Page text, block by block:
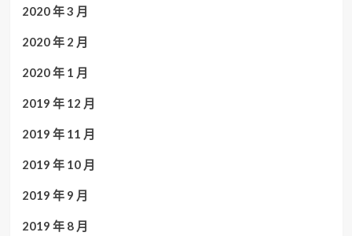
2020 年 3 月
2020 年 2 月
2020 年 1 月
2019 年 12 月
2019 年 11 月
2019 年 10 月
2019 年 9 月
2019 年 8 月